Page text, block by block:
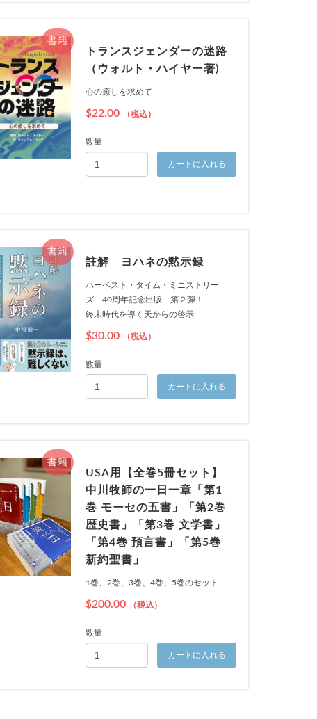
書籍
トランスジェンダーの迷路
（ウォルト・ハイヤー著)
心の癒しを求めて
$22.00 （税込）
数量
カートに入れる
書籍
註解 ヨハネの黙示録
ハーベスト・タイム・ミニストリー
ズ 40周年記念出版 第２弾！
終末時代を導く天からの啓示
$30.00 （税込）
数量
カートに入れる
書籍
USA用【全巻5冊セット】
中川牧師の一日一章「第1
巻 モーセの五書」「第2巻
歴史書」「第3巻 文学書」
「第4巻 預言書」「第5巻
新約聖書」
1巻、2巻、3巻、4巻、5巻のセット
$200.00 （税込）
数量
カートに入れる